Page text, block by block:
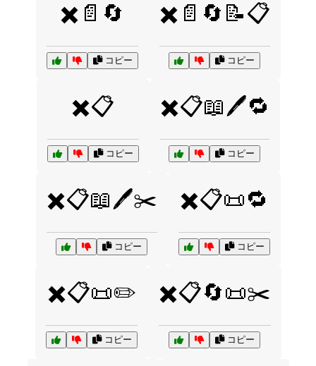
✖️📄🔄
コピー
✖️📄🔄📝📋
コピー
✖️📋
コピー
✖️📋📖🖊️🔁
コピー
✖️📋📖🖊️✂️
コピー
✖️📋📜🔁
コピー
✖️📋📜✏️
コピー
✖️📋🔄📜✂️
コピー